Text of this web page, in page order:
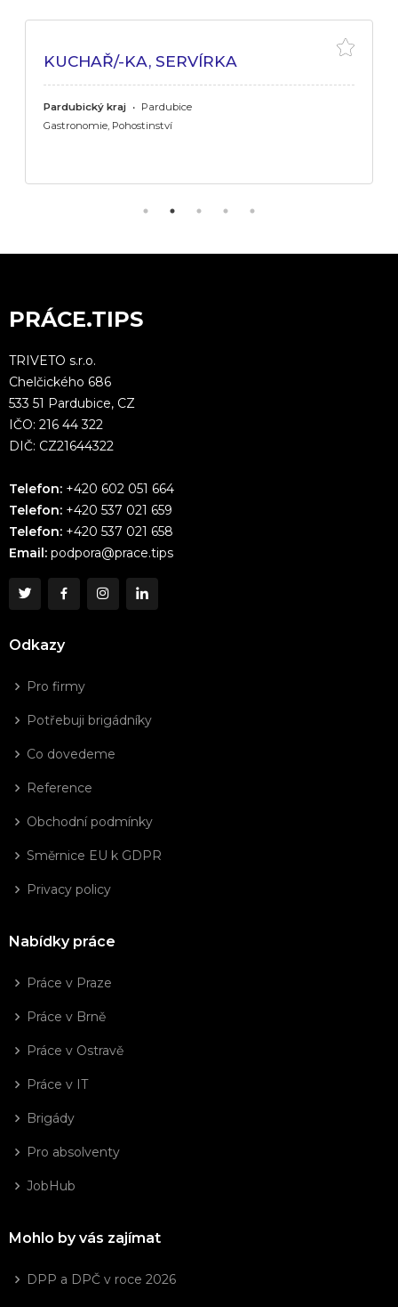
KUCHAŘ/-KA, SERVÍRKA
Pardubický kraj • Pardubice
Gastronomie, Pohostinství
PRÁCE.TIPS
TRIVETO s.r.o.
Chelčického 686
533 51 Pardubice, CZ
IČO: 216 44 322
DIČ: CZ21644322
Telefon: +420 602 051 664
Telefon: +420 537 021 659
Telefon: +420 537 021 658
Email: podpora@prace.tips
Odkazy
Pro firmy
Potřebuji brigádníky
Co dovedeme
Reference
Obchodní podmínky
Směrnice EU k GDPR
Privacy policy
Nabídky práce
Práce v Praze
Práce v Brně
Práce v Ostravě
Práce v IT
Brigády
Pro absolventy
JobHub
Mohlo by vás zajímat
DPP a DPČ v roce 2026